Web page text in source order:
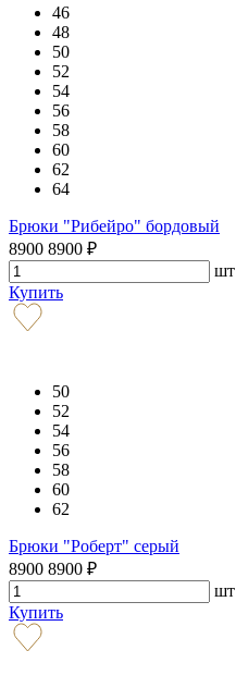
46
48
50
52
54
56
58
60
62
64
Брюки "Рибейро" бордовый
8900 8900 ₽
шт
Купить
50
52
54
56
58
60
62
Брюки "Роберт" серый
8900 8900 ₽
шт
Купить